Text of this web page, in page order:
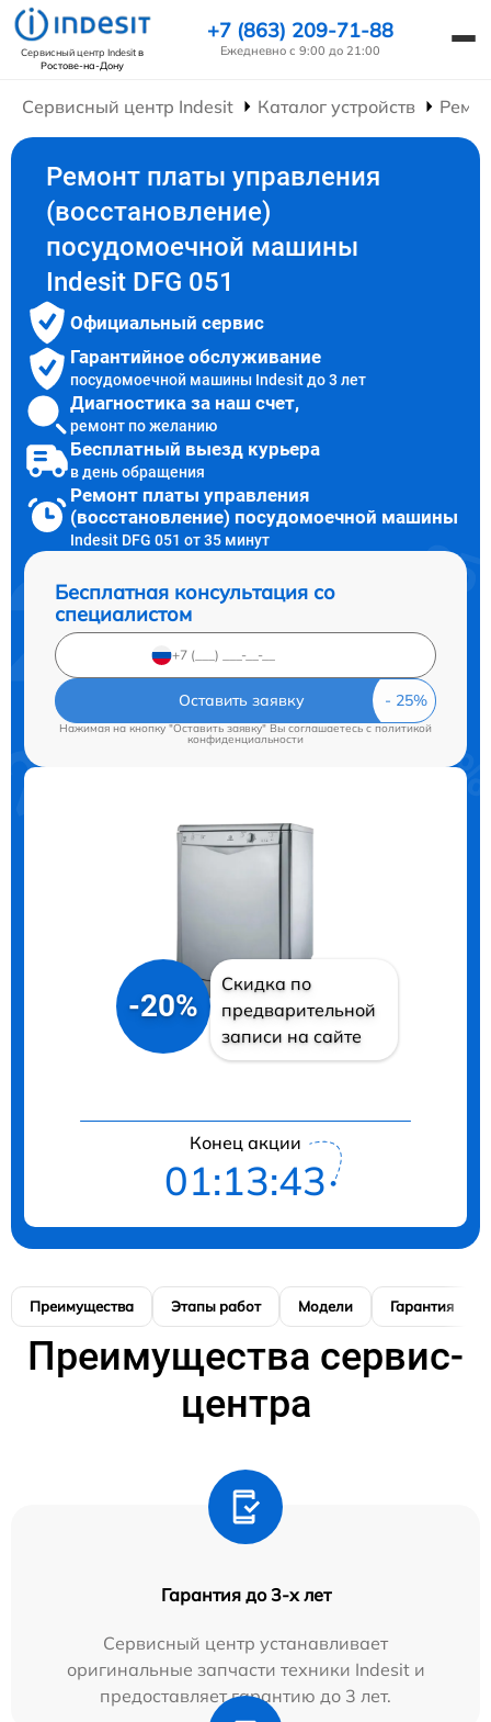
Сервисный центр Indesitв
Ростове-на-Дону
+7 (863) 209-71-88
Ежедневно с 9:00 до 21:00
Сервисный центр Indesit Каталог устройств
Ремонт платы управления
(восстановление)
посудомоечной машины
Indesit DFG 051
Официальный сервис
Гарантийное обслуживание
посудомоечной машины Indesit до 3 лет
Диагностика за наш счет,
ремонт по желанию
Бесплатный выезд курьера
в день обращения
Ремонт платы управления
(восстановление) посудомоечной машины
Indesit DFG 051 от 35 минут
Бесплатная консультация со
специалистом
Оставить заявку
Нажимая на кнопку "Оставить заявку" Вы соглашаетесь cполитикой
конфиденциальности
-20%
Скидка по
предварительной
записи на сайте
Конец акции
01:13:42
Преимущества Этапы работ Модели Гарантия
Преимущества сервис-
центра
Гарантия до 3-х лет
Сервисный центр устанавливает
оригинальные запчасти техники Indesit и
предоставляет гарантию до 3 лет.